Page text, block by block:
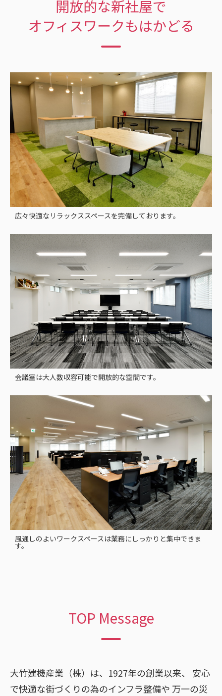
開放的な新社屋で
オフィスワークもはかどる
広々快適なリラックススペースを完備しております。
会議室は大人数収容可能で開放的な空間です。
風通しのよいワークスペースは業務にしっかりと集中できま
す。
TOP Message
大竹建機産業（株）は、1927年の創業以来、
安心
で快適な街づくりの為のインフラ整備や 万一の災